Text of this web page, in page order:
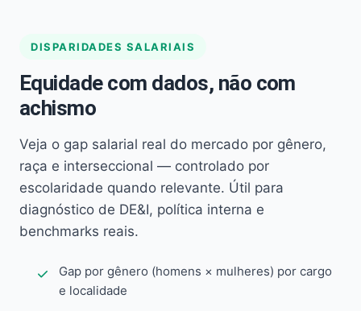
DISPARIDADES SALARIAIS
Equidade com dados, não com
achismo
Veja o gap salarial real do mercado por gênero,
raça e interseccional — controlado por
escolaridade quando relevante. Útil para
diagnóstico de DE&I, política interna e
benchmarks reais.
Gap por gênero (homens × mulheres) por cargo
e localidade